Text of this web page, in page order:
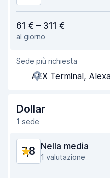
Facile da trovare
Gentilezza degli agenti
Rapidità del ritiro
Rapidità della riconsegna
Condizioni dell'auto
61 € – 311 €
al giorno
Sede più richiesta
AEX Terminal,
Dollar
1 sede
7,8 Nella media
1 valutazione